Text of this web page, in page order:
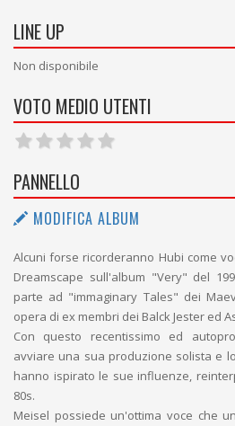
LINE UP
Non disponibile
VOTO MEDIO UTENTI
PANNELLO
MODIFICA ALBUM
Alcuni forse ricorderanno Hubi come
Dreamscape sull'album "Very" del
parte ad "immaginary Tales" dei
opera di ex membri dei Balck Jester ed
Con questo recentissimo ed
avviare una sua produzione solista e
hanno ispirato le sue influenze,
80s.
Meisel possiede un'ottima voce che